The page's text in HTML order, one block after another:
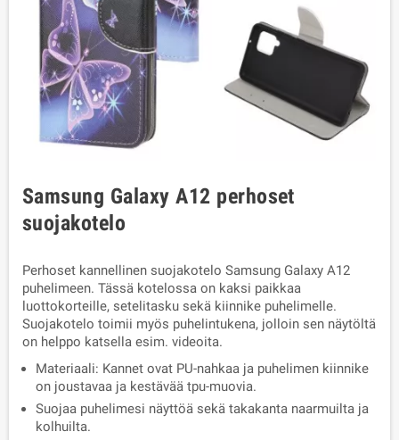
Samsung Galaxy A12 perhoset
suojakotelo
Perhoset kannellinen suojakotelo Samsung Galaxy A12
puhelimeen. Tässä kotelossa on kaksi paikkaa
luottokorteille, setelitasku sekä kiinnike puhelimelle.
Suojakotelo toimii myös puhelintukena, jolloin sen näytöltä
on helppo katsella esim. videoita.
Materiaali: Kannet ovat PU-nahkaa ja puhelimen kiinnike
on joustavaa ja kestävää tpu-muovia.
Suojaa puhelimesi näyttöä sekä takakanta naarmuilta ja
kolhuilta.